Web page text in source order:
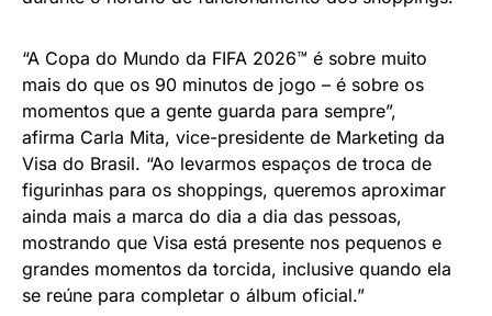
“A Copa do Mundo da FIFA 2026™ é sobre muito
mais do que os 90 minutos de jogo – é sobre os
momentos que a gente guarda para sempre”,
afirma Carla Mita, vice-presidente de Marketing da
Visa do Brasil. “Ao levarmos espaços de troca de
figurinhas para os shoppings, queremos aproximar
ainda mais a marca do dia a dia das pessoas,
mostrando que Visa está presente nos pequenos e
grandes momentos da torcida, inclusive quando ela
se reúne para completar o álbum oficial.”